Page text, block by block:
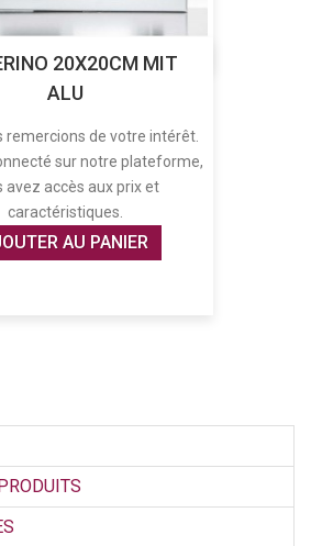
20X20CM MIT
ALU
remercions de votre intérêt.
sur notre plateforme,
avez accès aux prix et
caractéristiques.
AU PANIER